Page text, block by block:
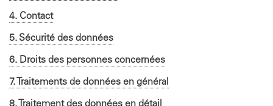
4. Contact
5. Sécurité des données
6. Droits des personnes concernées
7. Traitements de données en général